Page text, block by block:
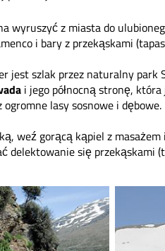
wyruszyć z miasta do
i bary z przekąskami
jest szlak przez naturalny
i jego północną stronę,
lasy sosnowe i dębowe.
weź gorącą kąpiel z
delektowanie się przekąskami